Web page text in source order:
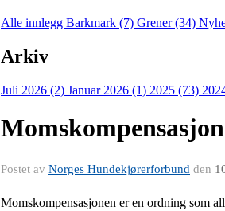
Alle innlegg Barkmark (7) Grener (34)
Arkiv
Juli 2026 (2) Januar 2026 (1) 2025 (73)
Postet av Norges Hundekjørerforbund den
Momskompensasjonen er en ordning som